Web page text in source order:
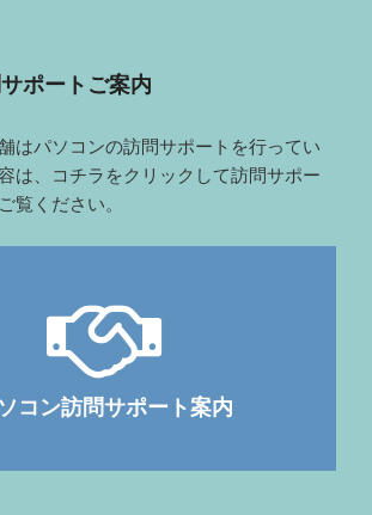
ポートご案内
はパソコンの訪問サポートを行ってい
は、コチラをクリックして訪問サポー
覧ください。
コン訪問サポート案内